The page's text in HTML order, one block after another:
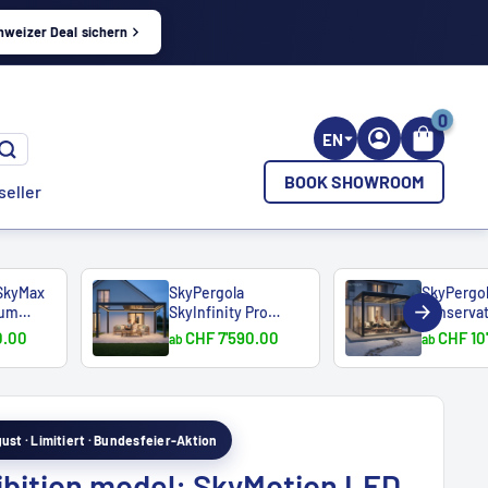
Deal sichern
EN
0
BOOK SHOWROOM
SkyPergola
SkyInfinity Pro
Aluminium ...
abCHF 7'590.00 ab CHF
· Limitiert · Bundesfeier-Aktion